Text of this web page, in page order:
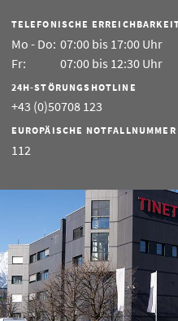
TELEFONISCHE
Mo - Do: 07:00 bis 17:00 Uhr
Fr:
07:00 bis 12:30 Uhr
24H-STÖRUNGSHOTLINE
+43 (0)50708 123
EUROPÄISCHE NOTFALLNUMMER
112